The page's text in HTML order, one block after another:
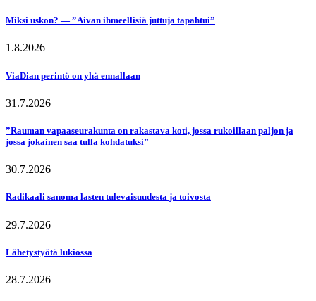
Miksi uskon? — ”Aivan ihmeellisiä juttuja tapahtui”
1.8.2026
ViaDian perintö on yhä ennallaan
31.7.2026
”Rauman vapaaseurakunta on rakastava koti, jossa rukoillaan paljon ja
jossa jokainen saa tulla kohdatuksi”
30.7.2026
Radikaali sanoma lasten tulevaisuudesta ja toivosta
29.7.2026
Lähetystyötä lukiossa
28.7.2026